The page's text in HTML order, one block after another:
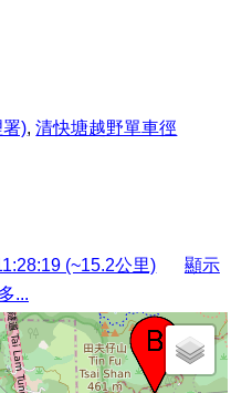
),清快塘越野單車徑
(~15.2公里)
顯示
...